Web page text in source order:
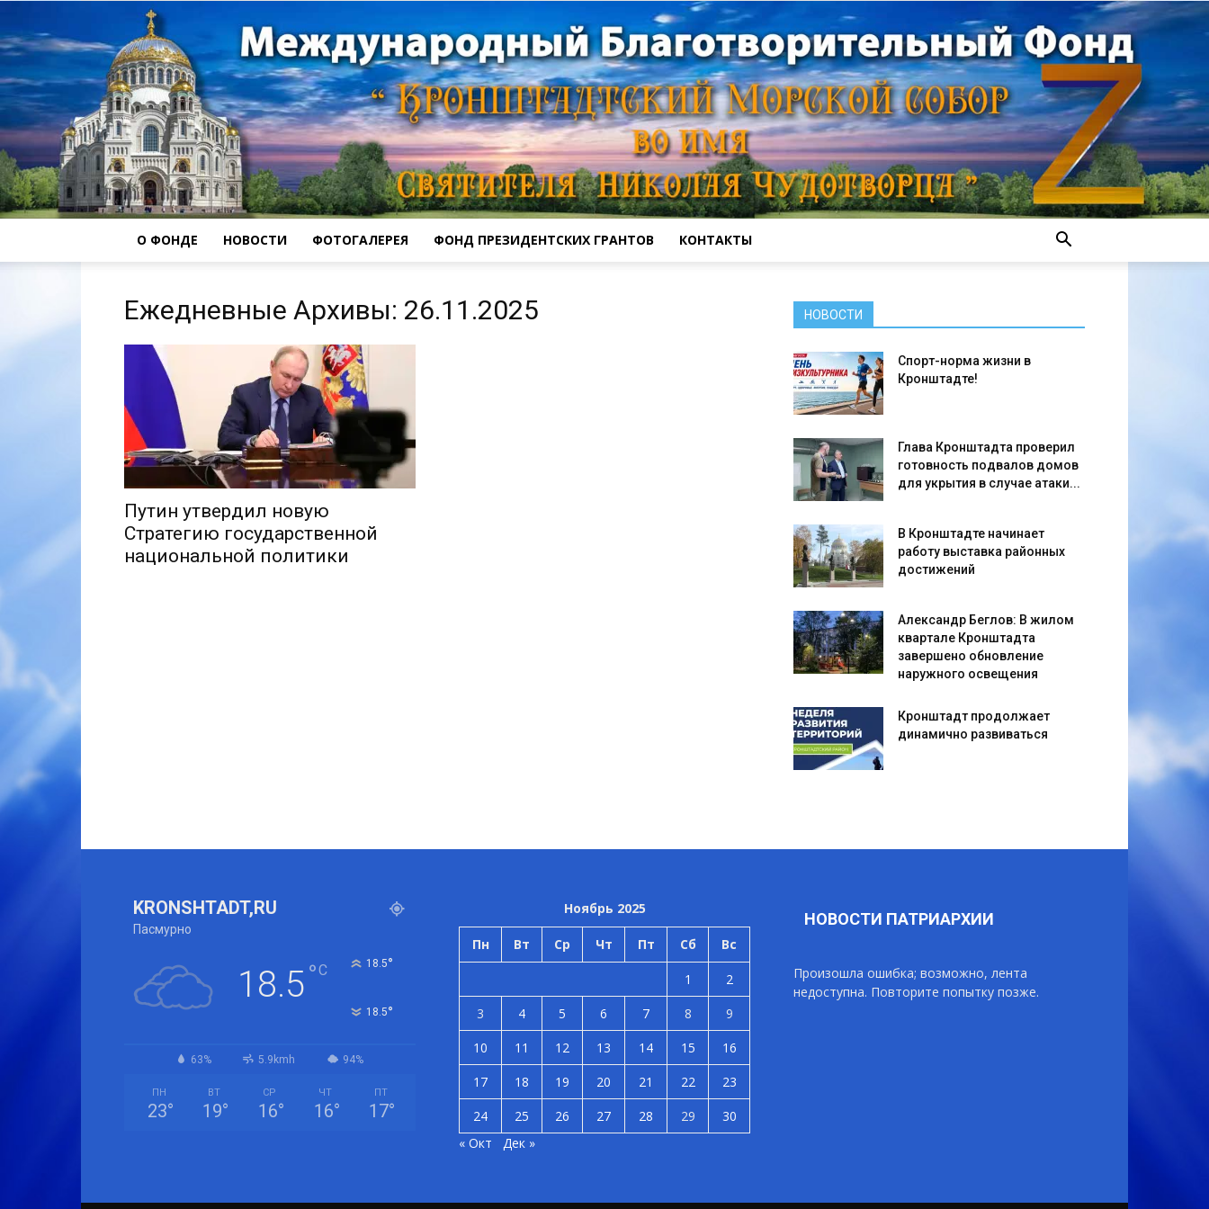
О ФОНДЕ НОВОСТИ ФОТОГАЛЕРЕЯ ФОНД ПРЕЗИДЕНТСКИХ ГРАНТОВ КОНТАКТЫ
Ежедневные Архивы: 26.11.2025
Путин утвердил новую
Стратегию государственной
национальной политики
НОВОСТИ
Спорт-норма жизни в
Кронштадте!
Глава Кронштадта проверил
готовность подвалов домов
для укрытия в случае атаки...
В Кронштадте начинает
работу выставка районных
достижений
Александр Беглов: В жилом
квартале Кронштадта
завершено обновление
наружного освещения
Кронштадт продолжает
динамично развиваться
KRONSHTADT,RU
Пасмурно
18.5°C 18.5°
18.5°
63% 5.9kmh 94%
ПН
23°
ВТ
19°
СР
16°
ЧТ
16°
ПТ
17°
Ноябрь 2025
Пн Вт Ср Чт Пт Сб Вс
1
2
3
4 5 6 7 8
9
10
11 12 13 14 15
16
17
18 19 20 21 22
23
24
25 26 27 28 29
30
« Окт
Дек »
НОВОСТИ ПАТРИАРХИИ
Произошла ошибка; возможно, лента
недоступна. Повторите попытку позже.